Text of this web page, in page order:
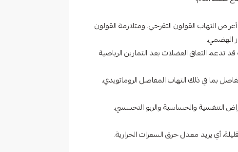
التهاب القولون التقرحي، ومتلازمة القولون
الهضمي.
تدعم التعافي العضلات بعد التمارين الرياضية
بما في ذلك التهاب المفاصل الروماتويدي.
التنفسية والحساسية والربو التحسسي.
أي يزيد معدل حرق السعرات الحرارية.